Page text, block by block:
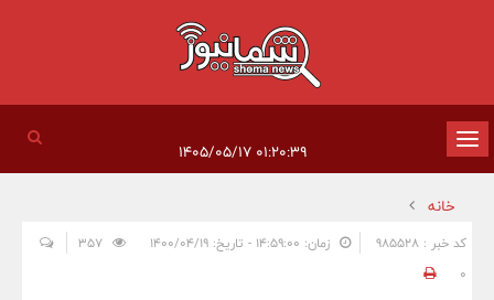
تغییر
وضعیت
ناوبری
۰۱:۲۰:۳۹ ۱۴۰۵/۰۵/۱۷
خانه
کد خبر : 985528 زمان: ۱۴:۵۹:۰۰ - تاریخ: ۱۴۰۰/۰۴/۱۹
0